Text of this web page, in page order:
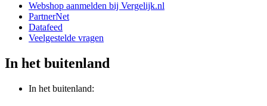
Webshop aanmelden bij Vergelijk.nl
PartnerNet
Datafeed
Veelgestelde vragen
In het buitenland
In het buitenland: